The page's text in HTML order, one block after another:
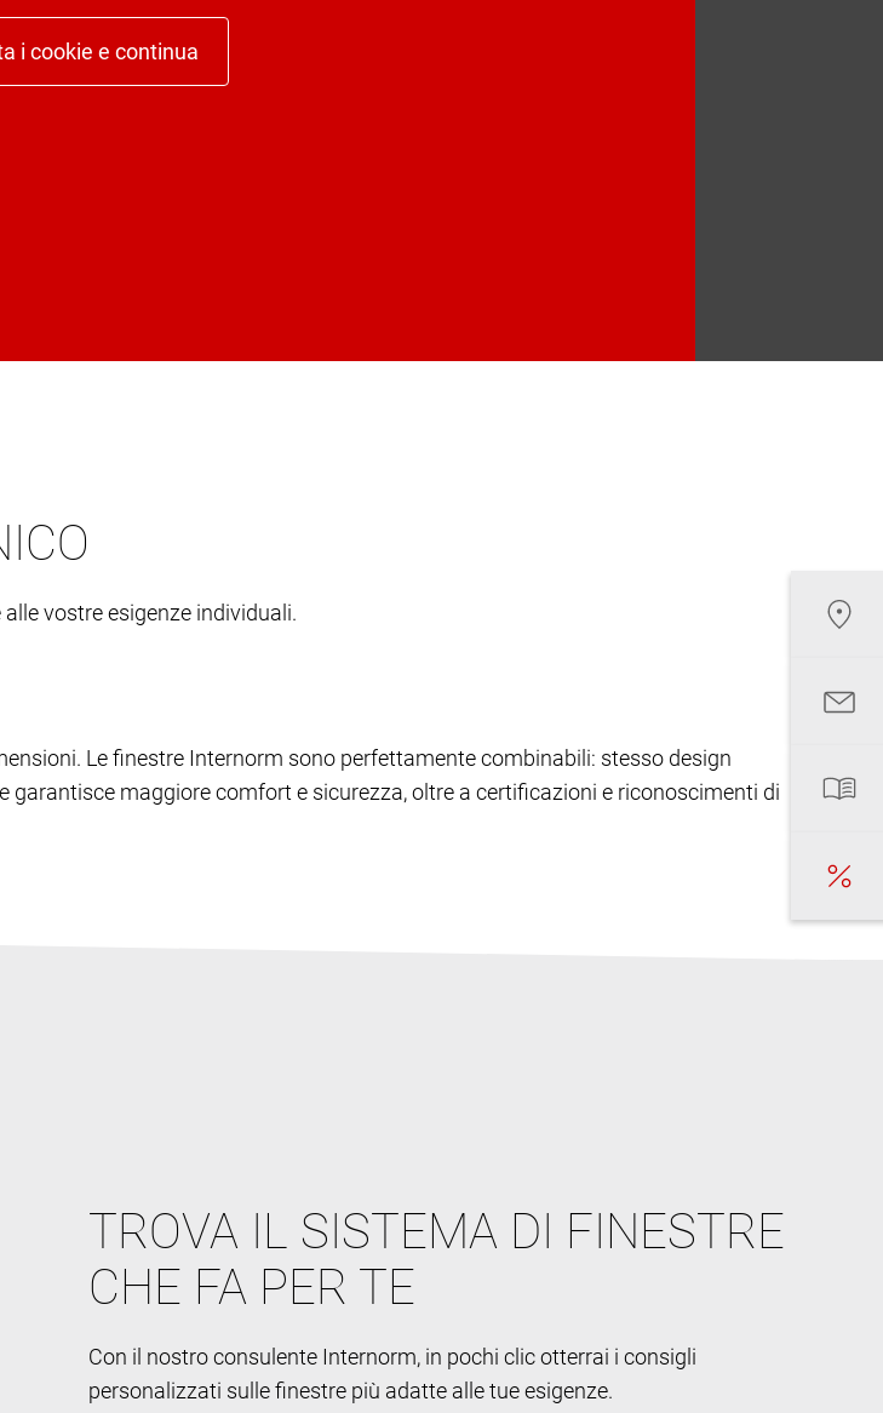
i cookie e continua
alle vostre esigenze individuali.
Le finestre Internorm sono perfettamente combinabili: stesso design
garantisce maggiore comfort e sicurezza, oltre a certificazioni e riconoscimenti di
TROVA IL SISTEMA DI FINESTRE
CHE FA PER TE
Con il nostro consulente Internorm, in pochi clic otterrai i consigli
personalizzati sulle finestre più adatte alle tue esigenze.